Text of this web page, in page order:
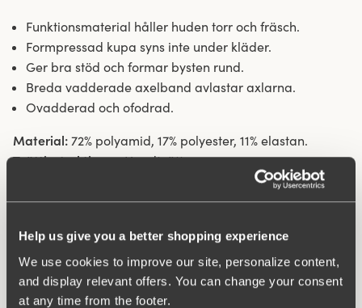
Help us give you a better shopping experience
We use cookies to improve our site, personalize content,
and display relevant offers. You can change your consent
at any time from the footer.
Funktionsmaterial håller huden torr och fräsch.
Formpressad kupa syns inte under kläder.
Ger bra stöd och formar bysten rund.
Breda vadderade axelband avlastar axlarna.
Ovadderad och ofodrad.
Material: 72% polyamid, 17% polyester, 11% elastan.
Tvättinstruktioner: Handtvätt
Hak och hysk: B-D 70-85: 4 på höjden. B-D 90-105 & E-G
Vad gör den så bekväm?